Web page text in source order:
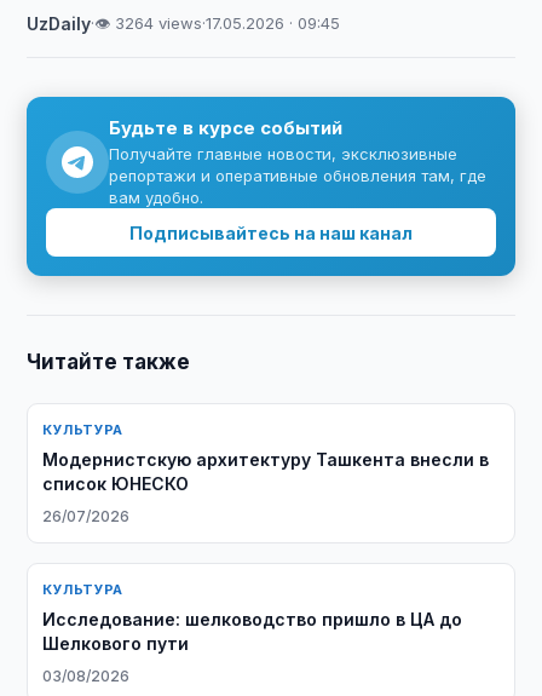
UzDaily·👁 3264 views·17.05.2026 · 09:45
Будьте в курсе событий
Получайте главные новости, эксклюзивные
репортажи и оперативные обновления там, где
вам удобно.
Подписывайтесь на наш канал
Читайте также
КУЛЬТУРА
Модернистскую архитектуру Ташкента внесли в
список ЮНЕСКО
26/07/2026
КУЛЬТУРА
Исследование: шелководство пришло в ЦА до
Шелкового пути
03/08/2026